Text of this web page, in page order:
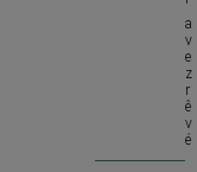
'
a
v
e
z
r
ê
v
é